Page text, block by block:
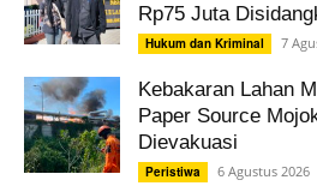
Rp75 Juta
Hukum dan Kriminal 7
Kebakaran Lahan
Paper Source
Dievakuasi
Peristiwa 6 Agustus 2026